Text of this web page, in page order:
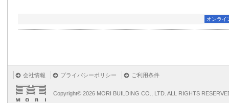
オンライ
会社情報 プライバシーポリシー ご利用条件
Copyright© 2026 MORI BUILDING CO., LTD. ALL RIGHTS